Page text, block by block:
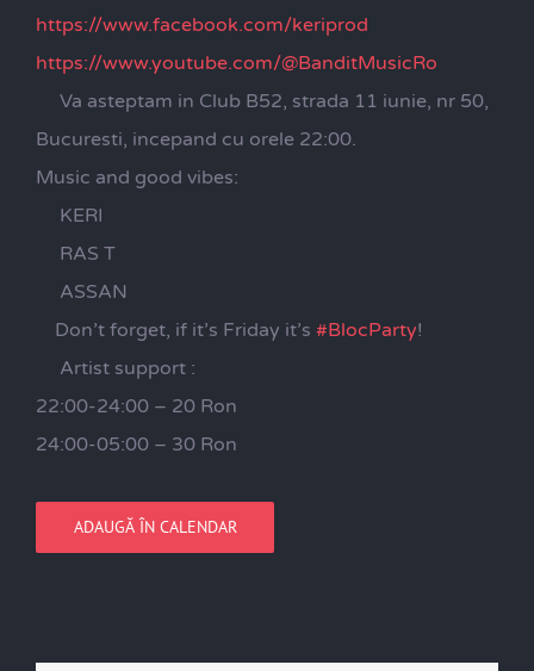
https://www.facebook.com/keriprod
https://www.youtube.com/@BanditMusicRo
Va asteptam in Club B52, strada 11 iunie, nr 50,
Bucuresti, incepand cu orele 22:00.
Music and good vibes:
KERI
RAS T
ASSAN
Don’t forget, if it’s Friday it’s #BlocParty!
Artist support :
22:00-24:00 – 20 Ron
24:00-05:00 – 30 Ron
ADAUGĂ ÎN CALENDAR